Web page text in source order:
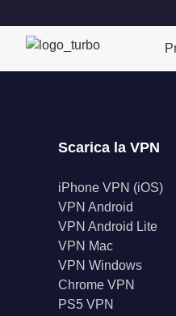
Scarica la VPN
iPhone VPN (iOS)
VPN Android
VPN Android Lite
VPN Mac
VPN Windows
Chrome VPN
PS5 VPN